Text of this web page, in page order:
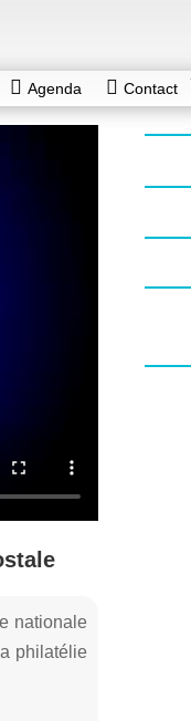
Agenda Contact
nationale
philatélie